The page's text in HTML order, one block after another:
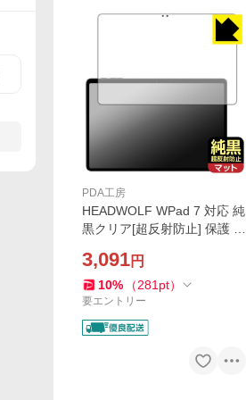
PDA工房
HEADWOLF WPad 7 対応 純
黒クリア[超反射防止] 保護 フ
指紋 日本製
3,091円
10% （281 pt）
要エントリー